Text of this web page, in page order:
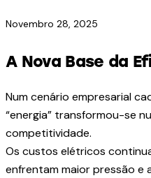
Novembro 28, 2025
A Nova Base da
Num cenário empresarial
“energia” transformou-se
competitividade.
Os custos elétricos
enfrentam maior pressão e